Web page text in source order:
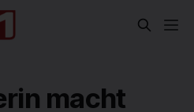
macht